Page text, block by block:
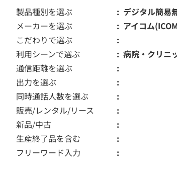
製品種別を選ぶ
デジタル簡易
メーカーを選ぶ
アイコム
こだわりで選ぶ
利用シーンで選ぶ
病院・クリニ
通信距離を選ぶ
出力を選ぶ
同時通話人数を選ぶ
販売/レンタル/リース
新品/中古
生産終了品を含む
フリーワード入力